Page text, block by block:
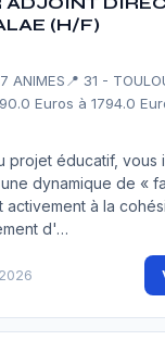
(H/F)
ANIMES 📍 31 -
Euros à 1794.0
projet éducatif, vous
dynamique de «
activement à la
d'…